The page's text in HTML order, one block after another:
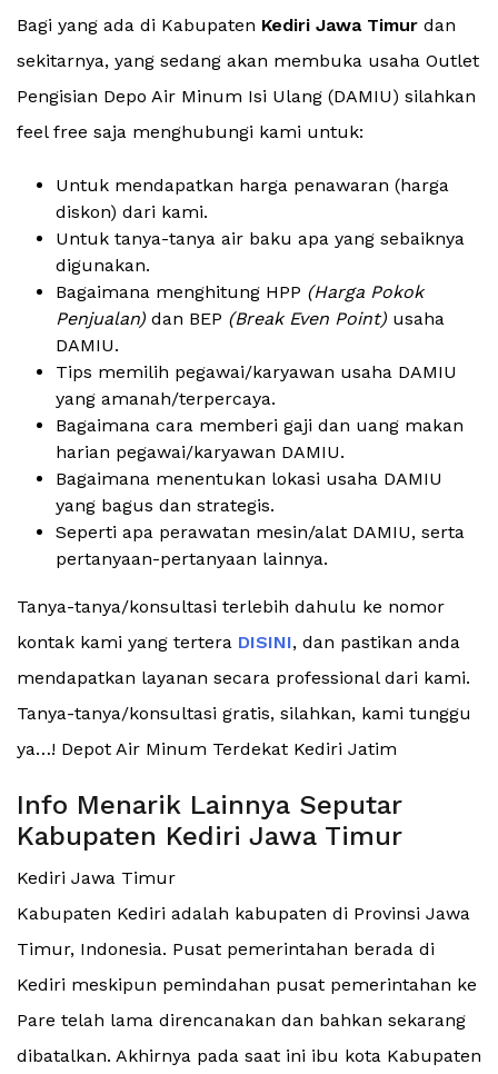
Bagi yang ada di Kabupaten Kediri Jawa Timur dan
sekitarnya, yang sedang akan membuka usaha Outlet
Pengisian Depo Air Minum Isi Ulang (DAMIU) silahkan
feel free saja menghubungi kami untuk:
Untuk mendapatkan harga penawaran (harga
diskon) dari kami.
Untuk tanya-tanya air baku apa yang sebaiknya
digunakan.
Bagaimana menghitung HPP (Harga Pokok
Penjualan) dan BEP (Break Even Point) usaha
DAMIU.
Tips memilih pegawai/karyawan usaha DAMIU
yang amanah/terpercaya.
Bagaimana cara memberi gaji dan uang makan
harian pegawai/karyawan DAMIU.
Bagaimana menentukan lokasi usaha DAMIU
yang bagus dan strategis.
Seperti apa perawatan mesin/alat DAMIU, serta
pertanyaan-pertanyaan lainnya.
Tanya-tanya/konsultasi terlebih dahulu ke nomor
kontak kami yang tertera DISINI, dan pastikan anda
mendapatkan layanan secara professional dari kami.
Tanya-tanya/konsultasi gratis, silahkan, kami tunggu
ya…! Depot Air Minum Terdekat Kediri Jatim
Info Menarik Lainnya Seputar
Kabupaten Kediri Jawa Timur
Kediri Jawa Timur
Kabupaten Kediri adalah kabupaten di Provinsi Jawa
Timur, Indonesia. Pusat pemerintahan berada di
Kediri meskipun pemindahan pusat pemerintahan ke
Pare telah lama direncanakan dan bahkan sekarang
dibatalkan. Akhirnya pada saat ini ibu kota Kabupaten